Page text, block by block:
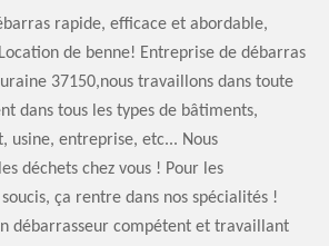
rapide, efficace et abordable,
de benne! Entreprise de débarras
37150,nous travaillons dans toute
dans tous les types de bâtiments,
usine, entreprise, etc... Nous
déchets chez vous ! Pour les
ça rentre dans nos spécialités !
débarrasseur compétent et travaillant